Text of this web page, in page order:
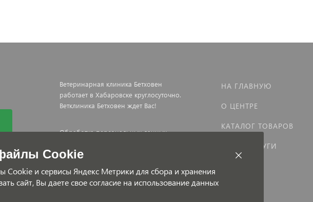
Ветеринарная клиника Бетховен
работает в Хабаровске круглосуточно.
Ветклиника Бетховен ждет Вас!
Обработка персональных данных
Договор оказания платных
НА ГЛАВНУЮ
О ЦЕНТРЕ
КАТАЛОГ ТОВАРОВ
НАШИ УСЛУГИ
Cookie
Cookie и сервисы Яндекс Метрики для сбора и хранения
сайт, Вы даете свое согласие на использование данных